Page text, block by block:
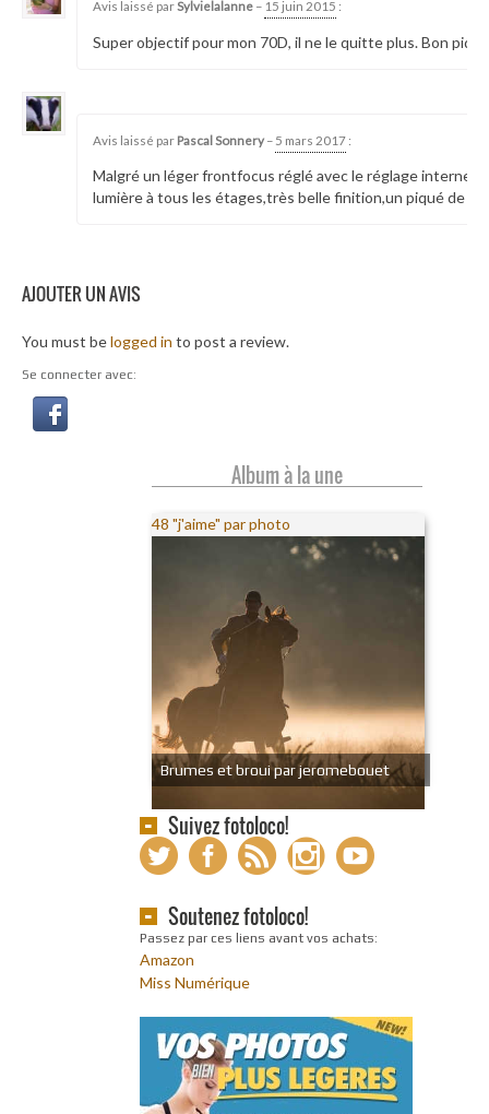
Avis laissé parSylvielalanne – 15 juin 2015 :
Super objectif pour mon 70D, il ne le quitte plus. Bon
22193
Avis laissé par Pascal Sonnery – 5 mars 2017 :
Malgré un léger frontfocus réglé avec le réglage interne
lumière à tous les étages,très belle finition,un piqué de
AJOUTER UN AVIS
You must belogged in to post a review.
Se connecter avec:
Album à la une
48 "j'aime" par photo
Brumes et broui par jeromebouet
Suivez fotoloco!
Soutenez fotoloco!
Passez par ces liens avant vos achats:
Amazon
Miss Numérique